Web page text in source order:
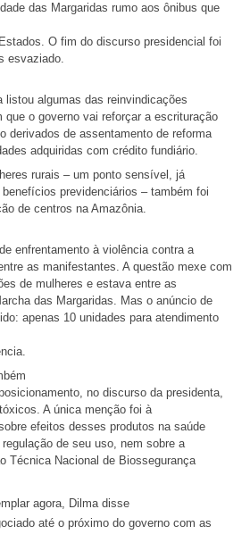
das Margaridas rumo aos ônibus que
O fim do discurso presidencial foi
esvaziado.
listou algumas das reinvindicações
que o governo vai reforçar a escrituração
derivados de assentamento de reforma
adquiridas com crédito fundiário.
rurais – um ponto sensível, já
previdenciários – também foi
de centros na Amazônia.
enfrentamento à violência contra a
as manifestantes. A questão mexe com
de mulheres e estava entre as
das Margaridas. Mas o anúncio de
apenas 10 unidades para atendimento
no discurso da presidenta,
A única menção foi à
efeitos desses produtos na saúde
de seu uso, nem sobre a
Técnica Nacional de Biossegurança
agora, Dilma disse
até o próximo do governo com as